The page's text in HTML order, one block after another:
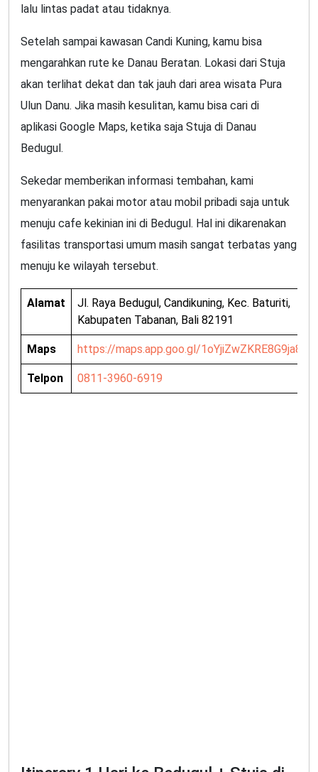
lalu lintas padat atau tidaknya.
Setelah sampai kawasan Candi Kuning, kamu bisa
mengarahkan rute ke Danau Beratan. Lokasi dari Stuja
akan terlihat dekat dan tak jauh dari area wisata Pura
Ulun Danu. Jika masih kesulitan, kamu bisa cari di
aplikasi Google Maps, ketika saja Stuja di Danau
Bedugul.
Sekedar memberikan informasi tembahan, kami
menyarankan pakai motor atau mobil pribadi saja untuk
menuju cafe kekinian ini di Bedugul. Hal ini dikarenakan
fasilitas transportasi umum masih sangat terbatas yang
menuju ke wilayah tersebut.
Alamat
Jl. Raya Bedugul, Candikuning, Kec. Baturiti,
Kabupaten Tabanan, Bali 82191
Maps https://maps.app.goo.gl/1oYjiZwZKRE8G9ja8
Telpon 0811-3960-6919